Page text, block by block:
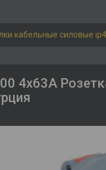
кабельные силовые
4x63A